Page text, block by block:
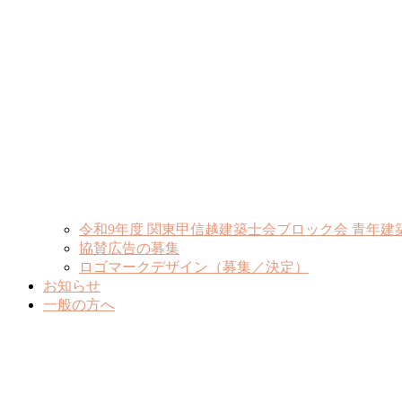
令和9年度 関東甲信越建築士会ブロック会 青年建
協賛広告の募集
ロゴマークデザイン（募集／決定）
お知らせ
一般の方へ